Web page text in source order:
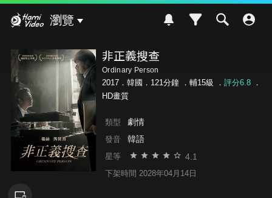
瀏覽
非正義搜查
Ordinary Person
2017．韓國．121分鐘 ． 輔15級 ． 評分6.8．
HD畫質
類型 劇情
發音 韓語
星等 4.1
下架時間 2028年04月14日